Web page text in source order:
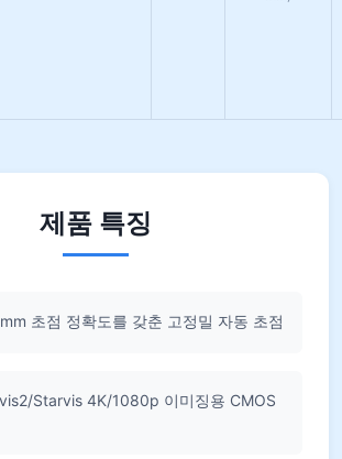
제품 특징
초점 정확도를 갖춘 고정밀 자동 초점
Starvis 4K/1080p 이미징용 CMOS